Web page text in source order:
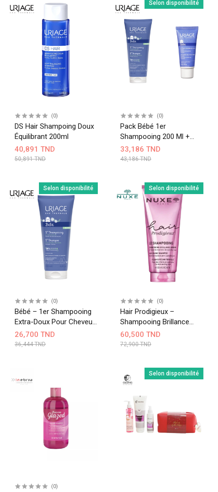
(0)
DS Hair Shampoing Doux
Équilibrant 200ml
40,891 TND
50,891 TND
Selon disponibilité
(0)
Pack Bébé 1er
Shampooing 200 Ml +
Soin Croûtes De Lait 40
Ml (20% Offert)
33,186 TND
43,186 TND
Selon disponibilité
(0)
Bébé – 1er Shampooing
Extra-Doux Pour Cheveux
Délicats 200 ML
26,700 TND
36,444 TND
Selon disponibilité
(0)
Hair Prodigieux –
Shampooing Brillance
Miroir -200ml
60,500 TND
72,900 TND
(0)
Selon disponibilité